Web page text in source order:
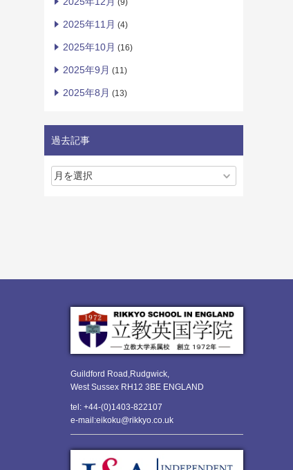
(9)
2025年11月 (4)
2025年10月 (16)
2025年9月 (11)
2025年8月 (13)
過去記事
Guildford Road,Rudgwick,
West Sussex RH12 3BE ENGLAND
tel: +44-(0)1403-822107
e-mail:eikoku@rikkyo.co.uk